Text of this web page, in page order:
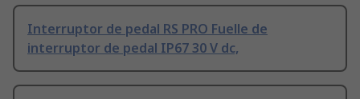
Interruptor de pedal RS PRO Fuelle de
interruptor de pedal IP67 30 V dc,